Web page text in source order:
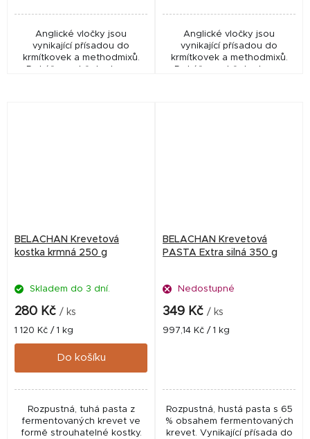
Anglické vločky jsou
vynikající přísadou do
krmítkovek a methodmixů.
Anglické vločky jsou
vynikající přísadou do
krmítkovek a methodmixů.
BELACHAN Krevetová
kostka krmná 250 g
Skladem do 3 dní.
280 Kč / ks
Měrná
cena:
1 120 Kč / 1 kg
Do košíku
Rozpustná, tuhá pasta z
fermentovaných krevet ve
formě strouhatelné kostky.
BELACHAN Krevetová
PASTA Extra silná 350 g
Nedostupné
349 Kč / ks
Měrná
997,14 Kč / 1 kg
Rozpustná, hustá pasta s 65
% obsahem fermentovaných
krevet. Vynikající přísada do